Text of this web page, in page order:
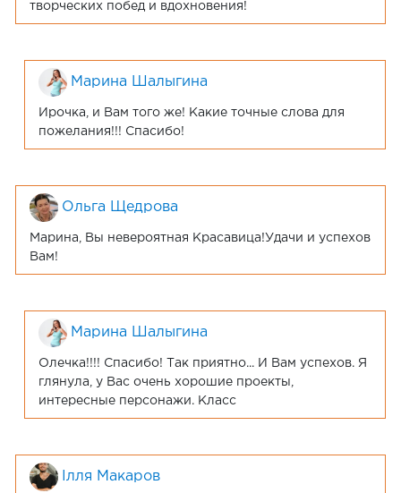
творческих побед и вдохновения!
Марина Шалыгина
Ирочка, и Вам того же! Какие точные слова для
пожелания!!! Спасибо!
Ольга Щедрова
Марина, Вы невероятная Красавица!Удачи и успехов
Вам!
Марина Шалыгина
Олечка!!!! Спасибо! Так приятно... И Вам успехов. Я
глянула, у Вас очень хорошие проекты,
интересные персонажи. Класс
Ілля Макаров